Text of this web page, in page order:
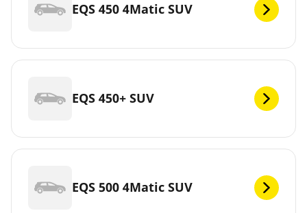
EQS 450 4Matic SUV
EQS 450+ SUV
EQS 500 4Matic SUV